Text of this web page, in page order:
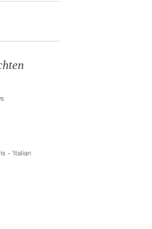
- 'Italian